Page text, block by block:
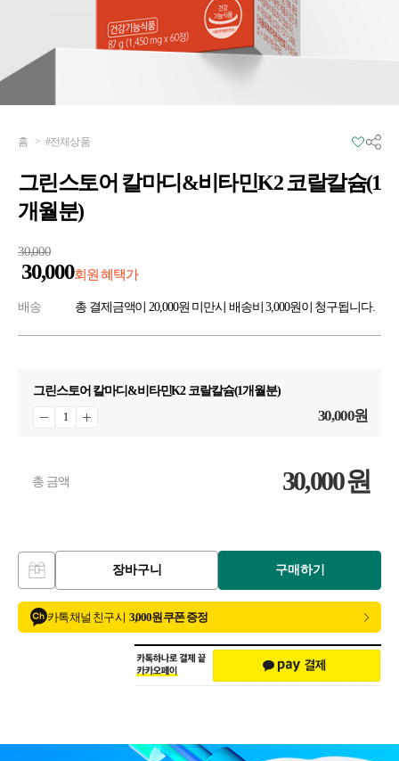
홈 >#전체상품
그린스토어 칼마디&비타민K2 코랄칼슘(1
개월분)
30,000
30,000회원 혜택가
배송 총 결제금액이 20,000원 미만시 배송비 3,000원이 청구됩니다.
그린스토어 칼마디&비타민K2 코랄칼슘(1개월분)
30,000원
총 금액 30,000원
장바구니 구매하기
카톡 채널 친구 시 3,000원 쿠폰 증정